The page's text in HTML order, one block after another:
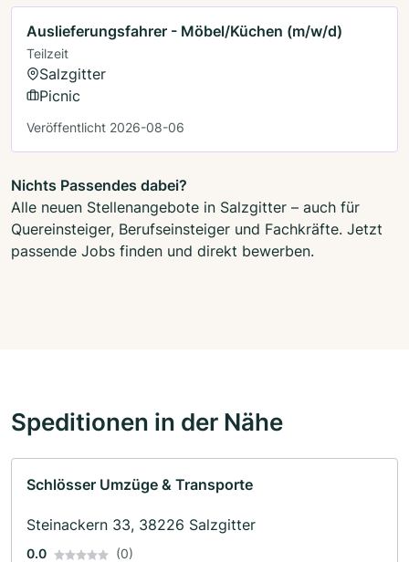
Auslieferungsfahrer - Möbel/Küchen (m/w/d)
Teilzeit
Salzgitter
Picnic
Veröffentlicht 2026-08-06
Nichts Passendes dabei?
Alle neuen Stellenangebote in Salzgitter – auch für
Quereinsteiger, Berufseinsteiger und Fachkräfte. Jetzt
passende Jobs finden und direkt bewerben.
Speditionen in der Nähe
Schlösser Umzüge & Transporte
Steinackern 33, 38226 Salzgitter
0.0 (0)